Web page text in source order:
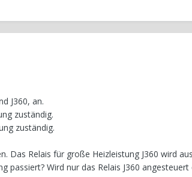
J360, an.
zuständig.
zuständig.
Das Relais für große Heizleistung J360 wird
passiert? Wird nur das Relais J360